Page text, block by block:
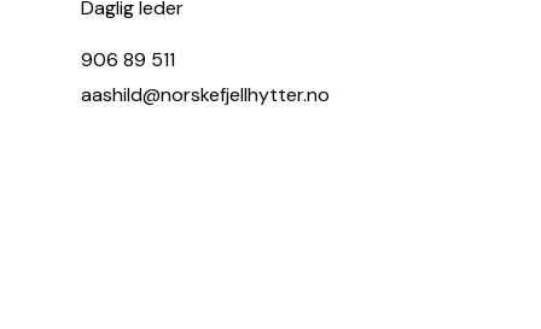
Daglig leder
906 89 511
aashild@norskefjellhytter.no